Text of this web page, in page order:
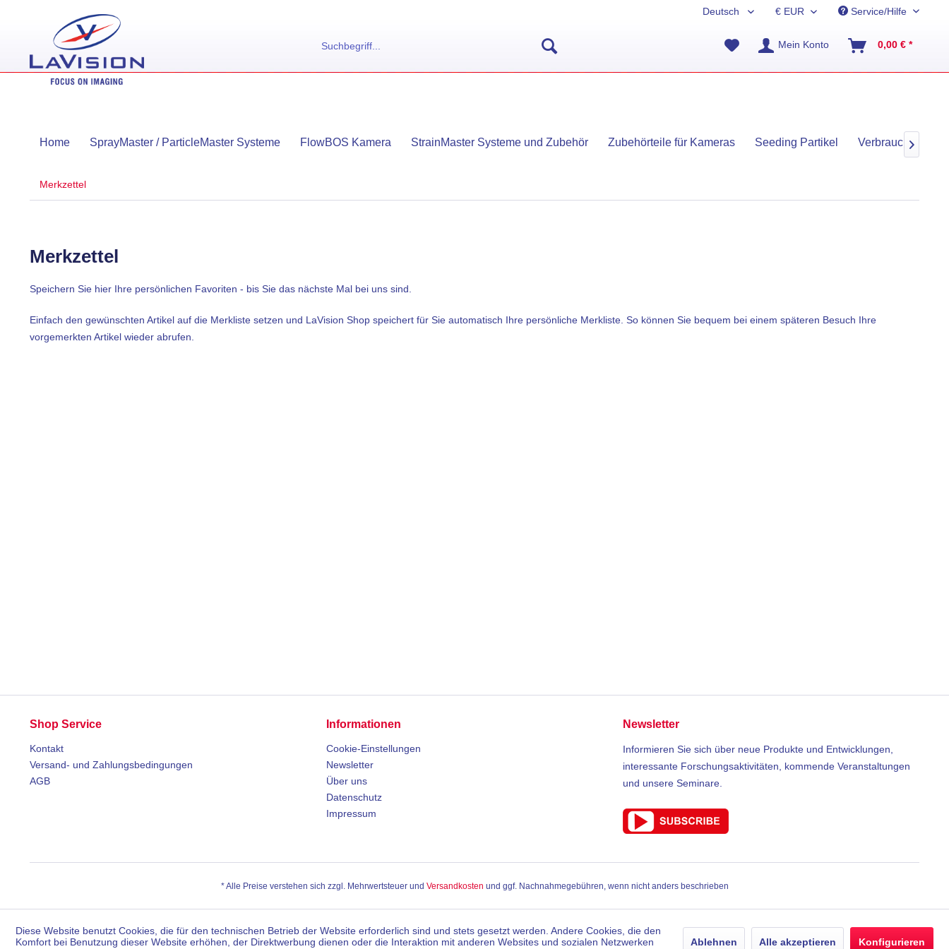
Service/Hilfe
Mein Konto 0,00 € *
Home SprayMaster / ParticleMaster Systeme FlowBOS Kamera StrainMaster Systeme und Zubehör Zubehörteile für Kameras Seeding Partikel 
Merkzettel
Merkzettel
Speichern Sie hier Ihre persönlichen Favoriten - bis Sie das nächste Mal bei uns sind.
Einfach den gewünschten Artikel auf die Merkliste setzen und LaVision Shop speichert für Sie automatisch Ihre persönliche Merkliste. So können Sie bequem bei einem späteren Besuch Ihre
vorgemerkten Artikel wieder abrufen.
Shop Service
Kontakt
Versand- und Zahlungsbedingungen
AGB
Informationen
Cookie-Einstellungen
Newsletter
Über uns
Datenschutz
Impressum
Newsletter
Informieren Sie sich über neue Produkte und Entwicklungen,
interessante Forschungsaktivitäten, kommende Veranstaltungen
und unsere Seminare.
* Alle Preise verstehen sich zzgl. Mehrwertsteuer und Versandkosten und ggf. Nachnahmegebühren, wenn nicht anders beschrieben
Diese Website benutzt Cookies, die für den technischen Betrieb der Website erforderlich sind und stets gesetzt werden. Andere Cookies, die den
Komfort bei Benutzung dieser Website erhöhen, der Direktwerbung dienen oder die Interaktion mit anderen Websites und sozialen Netzwerken
Ablehnen Alle akzeptieren Konfigurieren